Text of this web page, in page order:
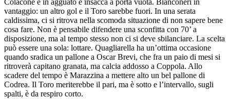
Colacone è in agguato e insacca a porta vuota. Bianconeri in
vantaggio: un altro gol e il Toro sarebbe fuori. In una serata
caldissima, ci si ritrova nella scomoda situazione di non sapere bene
cosa fare. Non è pensabile difendere una sconfitta con 70’ a
disposizione, ma al tempo stesso non ci si deve sbilanciare. La scelta
può essere una sola: lottare. Quagliarella ha un’ottima occasione
quando sradica un pallone a Oscar Brevi, che fra un paio di mesi si
ritroverà capitano granata, ma calcia addosso a Coppola. Allo
scadere del tempo è Marazzina a mettere alto un bel pallone di
Codrea. Il Toro meriterebbe il pari, ma è sotto e l’intervallo, sugli
spalti, è da respiro corto.